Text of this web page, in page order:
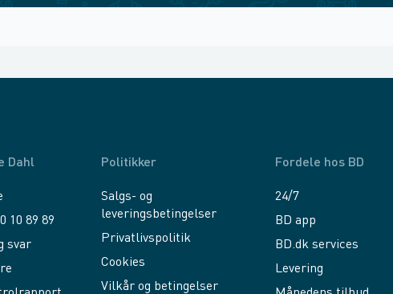
Dahl
10 89 89
svar
Politikker
Salgs- og
leveringsbetingelser
Privatlivspolitik
Cookies
Vilkår og betingelser
Fordele hos BD
24/7
BD app
BD.dk services
Levering